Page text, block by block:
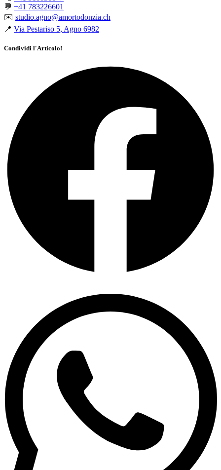
💬 +41 783226601
✉️ studio.agno@amortodonzia.ch
📍 Via Pestariso 5, Agno 6982
Condividi l'Articolo!